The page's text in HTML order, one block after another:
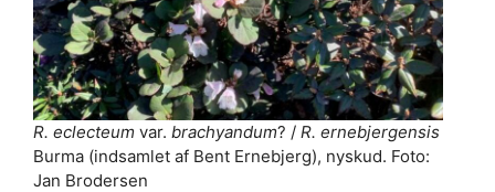
R. eclecteum var. brachyandum? / R. ernebjergensis
Burma (indsamlet af Bent Ernebjerg), nyskud. Foto:
Jan Brodersen